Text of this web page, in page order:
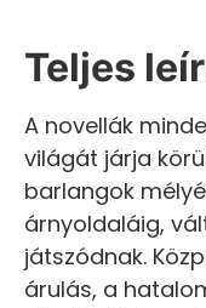
Teljes
A novellák
világát járja
barlangok
árnyoldaláig,
játszódnak.
árulás, a